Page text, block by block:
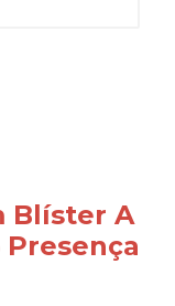
Blíster A
Presença